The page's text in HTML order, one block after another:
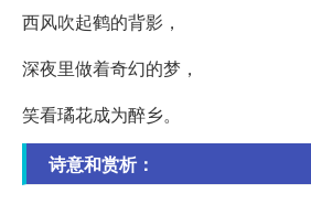
西风吹起鹤的背影，
深夜里做着奇幻的梦，
笑看璚花成为醉乡。
诗意和赏析：